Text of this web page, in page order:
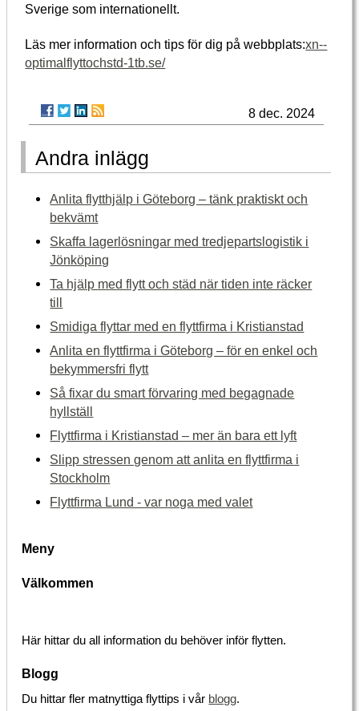
Sverige som internationellt.
Läs mer information och tips för dig på webbplats:xn--
optimalflyttochstd-1tb.se/
8 dec. 2024
Andra inlägg
Anlita flytthjälp i Göteborg – tänk praktiskt och
bekvämt
Skaffa lagerlösningar med tredjepartslogistik i
Jönköping
Ta hjälp med flytt och städ när tiden inte räcker
till
Smidiga flyttar med en flyttfirma i Kristianstad
Anlita en flyttfirma i Göteborg – för en enkel och
bekymmersfri flytt
Så fixar du smart förvaring med begagnade
hyllställ
Flyttfirma i Kristianstad – mer än bara ett lyft
Slipp stressen genom att anlita en flyttfirma i
Stockholm
Flyttfirma Lund - var noga med valet
Meny
Välkommen
Här hittar du all information du behöver inför flytten.
Blogg
Du hittar fler matnyttiga flyttips i vår blogg.